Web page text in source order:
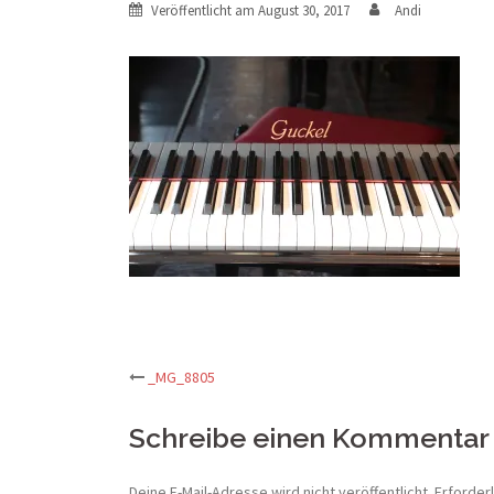
Veröffentlicht am August 30, 2017 Andi
Beitrags-
Navigation
_MG_8805
Schreibe einen Kommentar